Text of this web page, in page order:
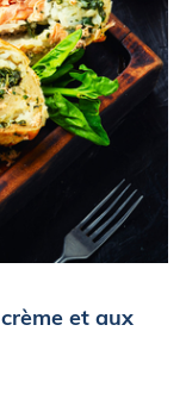
et aux